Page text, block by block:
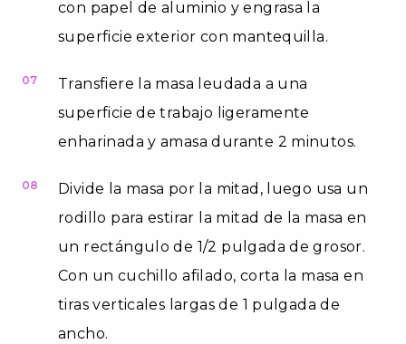
con papel de aluminio y engrasa la
superficie exterior con mantequilla.
07
Transfiere la masa leudada a una
superficie de trabajo ligeramente
enharinada y amasa durante 2 minutos.
08
Divide la masa por la mitad, luego usa un
rodillo para estirar la mitad de la masa en
un rectángulo de 1/2 pulgada de grosor.
Con un cuchillo afilado, corta la masa en
tiras verticales largas de 1 pulgada de
ancho.